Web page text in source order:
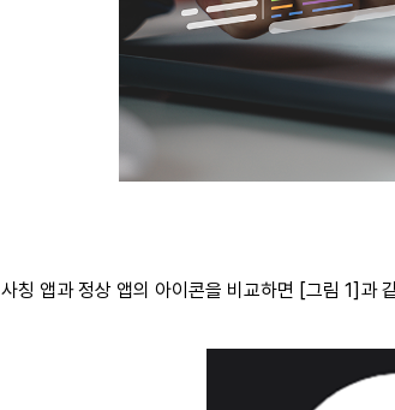
사칭 앱과 정상 앱의 아이콘을 비교하면 [그림 1]과